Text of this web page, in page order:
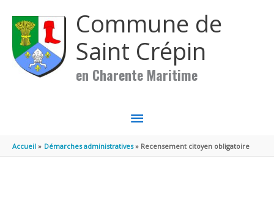
Commune de
Saint Crépin
en Charente Maritime
MENU
PRINCIPAL
Accueil Démarches administratives Recensement citoyen obligatoire